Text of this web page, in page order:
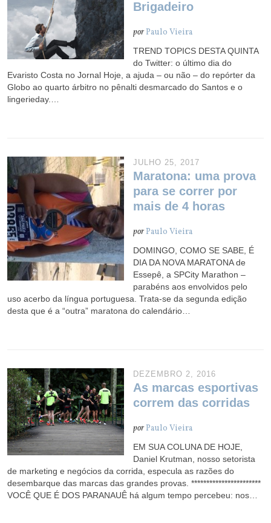
Brigadeiro
porPaulo Vieira
TREND TOPICS DESTA QUINTA
do Twitter: o último dia do
Evaristo Costa no Jornal Hoje, a ajuda – ou não – do repórter da
Globo ao quarto árbitro no pênalti desmarcado do Santos e o
lingerieday.…
JULHO 25, 2017
Maratona: uma prova
para se correr por
mais de 4 horas
porPaulo Vieira
DOMINGO, COMO SE SABE, É
DIA DA NOVA MARATONA de
Essepê, a SPCity Marathon –
parabéns aos envolvidos pelo
uso acerbo da língua portuguesa. Trata-se da segunda edição
desta que é a “outra” maratona do calendário…
DEZEMBRO 2, 2016
As marcas esportivas
correm das corridas
porPaulo Vieira
EM SUA COLUNA DE HOJE,
Daniel Krutman, nosso setorista
de marketing e negócios da corrida, especula as razões do
desembarque das marcas das grandes provas. ***********************
VOCÊ QUE É DOS PARANAUÊ há algum tempo percebeu: nos…